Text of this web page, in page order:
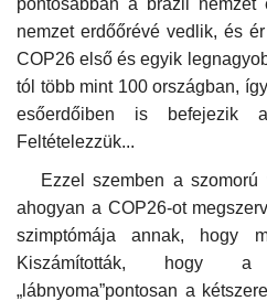
nemzet erdőőrévé vedlik, és
COP26 első és egyik
tól több mint 100 országban,
esőerdőiben is befejezik
Feltételezzük...
Ezzel szemben a szomorú
ahogyan a COP26-ot
szimptómája annak, hogy
Kiszámították, hogy a
„lábnyoma”pontosan a